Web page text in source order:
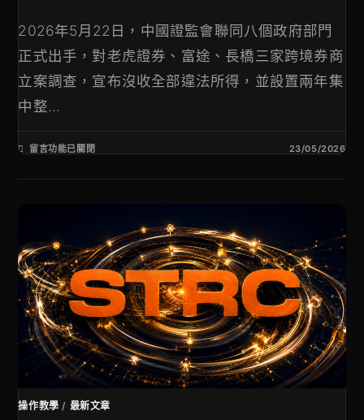
2026年5月22日，中國證監會聯同八個政府部門
正式出手，對老虎證券、富途、長橋三家跨境券商
立案調查，宣布沒收全部違法所得，並設置兩年集
中整...
留言功能已關閉 23/05/2026
操作教學 / 最新文章